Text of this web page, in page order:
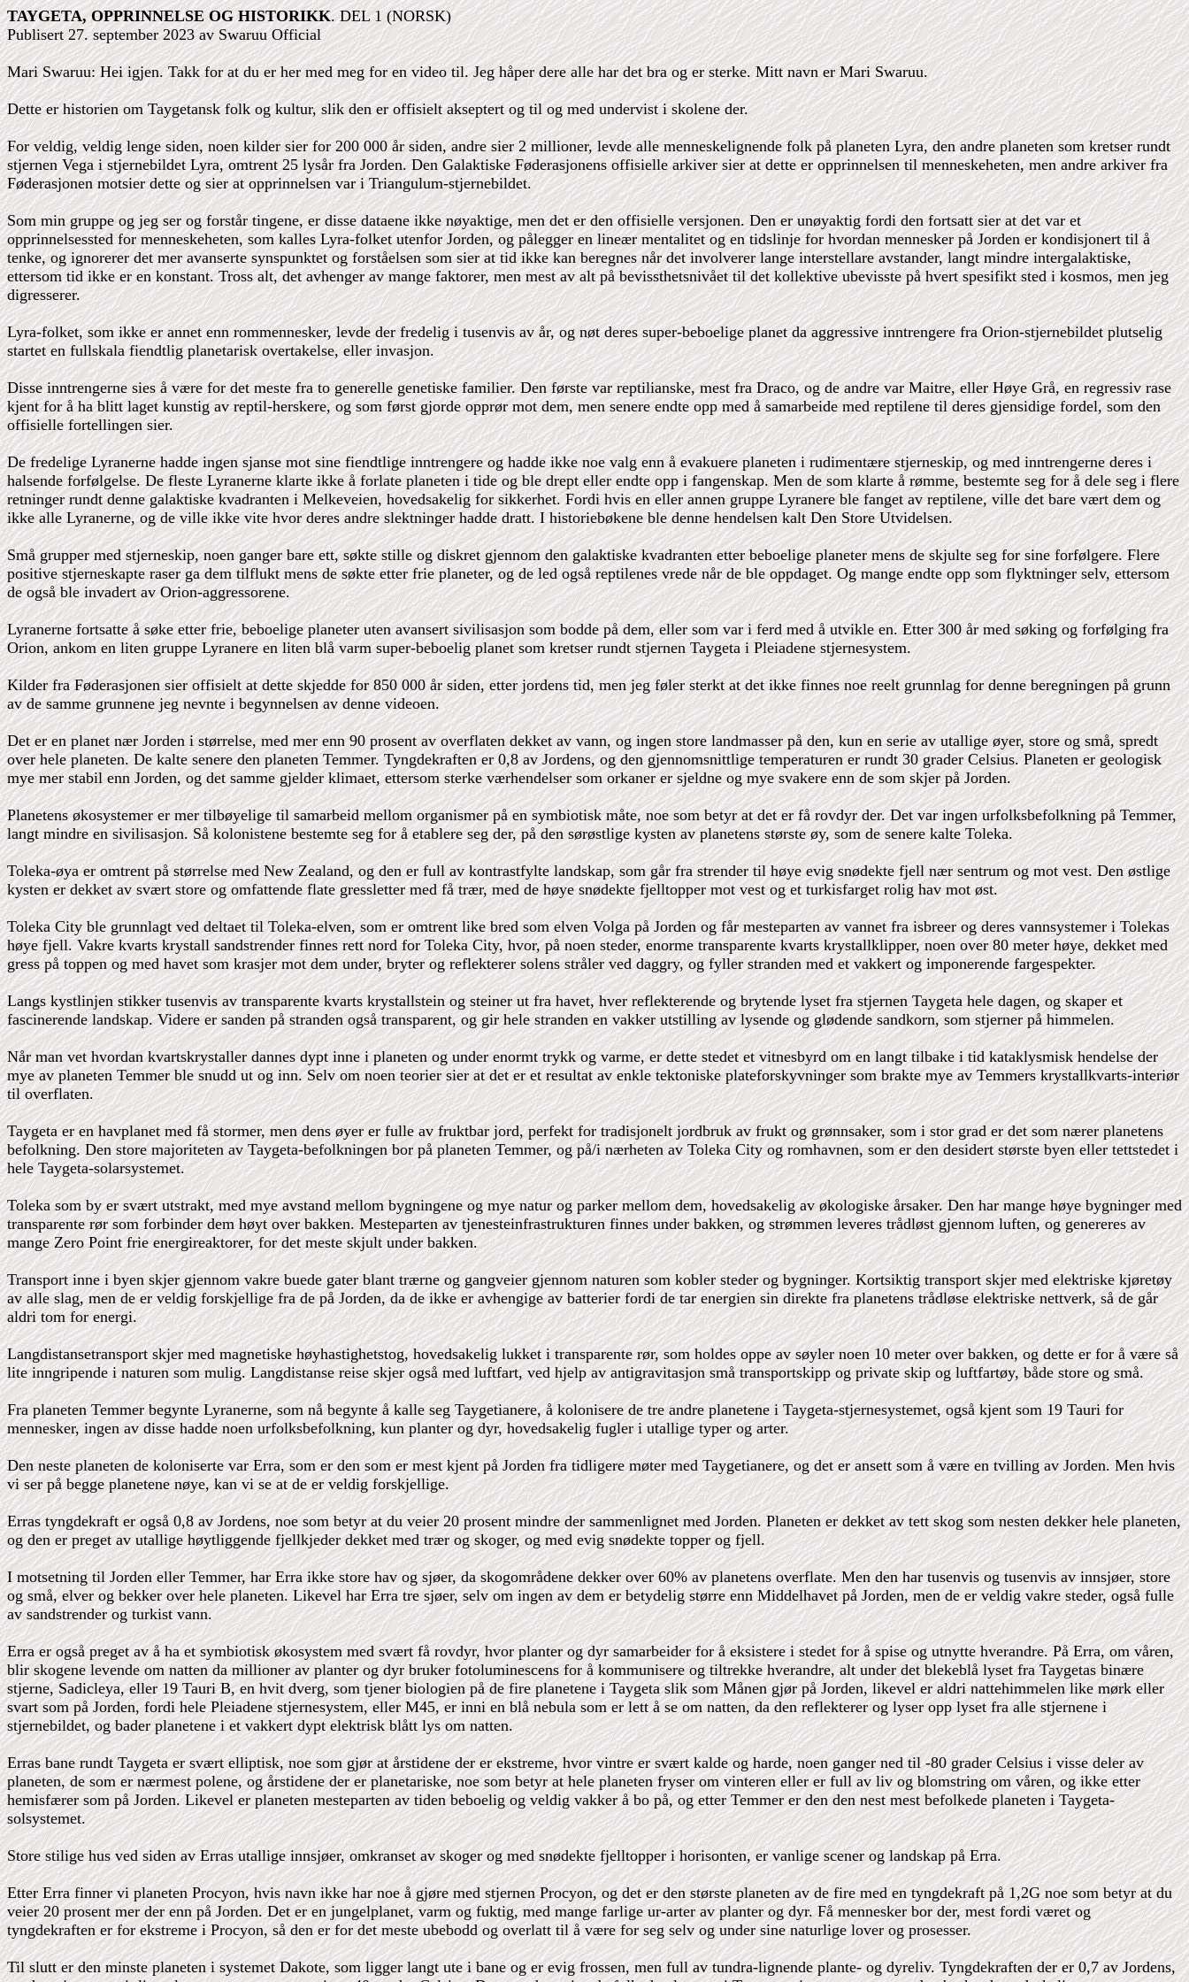
TAYGETA, OPPRINNELSE OG HISTORIKK. DEL 1 (NORSK)
Publisert 27. september 2023 av Swaruu Official
Mari Swaruu: Hei igjen. Takk for at du er her med meg for en video til. Jeg håper dere alle har det bra og er sterke. Mitt navn er Mari Swaruu.
Dette er historien om Taygetansk folk og kultur, slik den er offisielt akseptert og til og med undervist i skolene der.
For veldig, veldig lenge siden, noen kilder sier for 200 000 år siden, andre sier 2 millioner, levde alle menneskelignende folk på planeten Lyra, den andre planeten som kretser rundt
stjernen Vega i stjernebildet Lyra, omtrent 25 lysår fra Jorden. Den Galaktiske Føderasjonens offisielle arkiver sier at dette er opprinnelsen til menneskeheten, men andre arkiver fra
Føderasjonen motsier dette og sier at opprinnelsen var i Triangulum-stjernebildet.
Som min gruppe og jeg ser og forstår tingene, er disse dataene ikke nøyaktige, men det er den offisielle versjonen. Den er unøyaktig fordi den fortsatt sier at det var et
opprinnelsessted for menneskeheten, som kalles Lyra-folket utenfor Jorden, og pålegger en lineær mentalitet og en tidslinje for hvordan mennesker på Jorden er kondisjonert til å
tenke, og ignorerer det mer avanserte synspunktet og forståelsen som sier at tid ikke kan beregnes når det involverer lange interstellare avstander, langt mindre intergalaktiske,
ettersom tid ikke er en konstant. Tross alt, det avhenger av mange faktorer, men mest av alt på bevissthetsnivået til det kollektive ubevisste på hvert spesifikt sted i kosmos, men jeg
digresserer.
Lyra-folket, som ikke er annet enn rommennesker, levde der fredelig i tusenvis av år, og nøt deres super-beboelige planet da aggressive inntrengere fra Orion-stjernebildet plutselig
startet en fullskala fiendtlig planetarisk overtakelse, eller invasjon.
Disse inntrengerne sies å være for det meste fra to generelle genetiske familier. Den første var reptilianske, mest fra Draco, og de andre var Maitre, eller Høye Grå, en regressiv rase
kjent for å ha blitt laget kunstig av reptil-herskere, og som først gjorde opprør mot dem, men senere endte opp med å samarbeide med reptilene til deres gjensidige fordel, som den
offisielle fortellingen sier.
De fredelige Lyranerne hadde ingen sjanse mot sine fiendtlige inntrengere og hadde ikke noe valg enn å evakuere planeten i rudimentære stjerneskip, og med inntrengerne deres i
halsende forfølgelse. De fleste Lyranerne klarte ikke å forlate planeten i tide og ble drept eller endte opp i fangenskap. Men de som klarte å rømme, bestemte seg for å dele seg i flere
retninger rundt denne galaktiske kvadranten i Melkeveien, hovedsakelig for sikkerhet. Fordi hvis en eller annen gruppe Lyranere ble fanget av reptilene, ville det bare vært dem og
ikke alle Lyranerne, og de ville ikke vite hvor deres andre slektninger hadde dratt. I historiebøkene ble denne hendelsen kalt Den Store Utvidelsen.
Små grupper med stjerneskip, noen ganger bare ett, søkte stille og diskret gjennom den galaktiske kvadranten etter beboelige planeter mens de skjulte seg for sine forfølgere. Flere
positive stjerneskapte raser ga dem tilflukt mens de søkte etter frie planeter, og de led også reptilenes vrede når de ble oppdaget. Og mange endte opp som flyktninger selv, ettersom
de også ble invadert av Orion-aggressorene.
Lyranerne fortsatte å søke etter frie, beboelige planeter uten avansert sivilisasjon som bodde på dem, eller som var i ferd med å utvikle en. Etter 300 år med søking og forfølging fra
Orion, ankom en liten gruppe Lyranere en liten blå varm super-beboelig planet som kretser rundt stjernen Taygeta i Pleiadene stjernesystem.
Kilder fra Føderasjonen sier offisielt at dette skjedde for 850 000 år siden, etter jordens tid, men jeg føler sterkt at det ikke finnes noe reelt grunnlag for denne beregningen på grunn
av de samme grunnene jeg nevnte i begynnelsen av denne videoen.
Det er en planet nær Jorden i størrelse, med mer enn 90 prosent av overflaten dekket av vann, og ingen store landmasser på den, kun en serie av utallige øyer, store og små, spredt
over hele planeten. De kalte senere den planeten Temmer. Tyngdekraften er 0,8 av Jordens, og den gjennomsnittlige temperaturen er rundt 30 grader Celsius. Planeten er geologisk
mye mer stabil enn Jorden, og det samme gjelder klimaet, ettersom sterke værhendelser som orkaner er sjeldne og mye svakere enn de som skjer på Jorden.
Planetens økosystemer er mer tilbøyelige til samarbeid mellom organismer på en symbiotisk måte, noe som betyr at det er få rovdyr der. Det var ingen urfolksbefolkning på Temmer,
langt mindre en sivilisasjon. Så kolonistene bestemte seg for å etablere seg der, på den sørøstlige kysten av planetens største øy, som de senere kalte Toleka.
Toleka-øya er omtrent på størrelse med New Zealand, og den er full av kontrastfylte landskap, som går fra strender til høye evig snødekte fjell nær sentrum og mot vest. Den østlige
kysten er dekket av svært store og omfattende flate gressletter med få trær, med de høye snødekte fjelltopper mot vest og et turkisfarget rolig hav mot øst.
Toleka City ble grunnlagt ved deltaet til Toleka-elven, som er omtrent like bred som elven Volga på Jorden og får mesteparten av vannet fra isbreer og deres vannsystemer i Tolekas
høye fjell. Vakre kvarts krystall sandstrender finnes rett nord for Toleka City, hvor, på noen steder, enorme transparente kvarts krystallklipper, noen over 80 meter høye, dekket med
gress på toppen og med havet som krasjer mot dem under, bryter og reflekterer solens stråler ved daggry, og fyller stranden med et vakkert og imponerende fargespekter.
Langs kystlinjen stikker tusenvis av transparente kvarts krystallstein og steiner ut fra havet, hver reflekterende og brytende lyset fra stjernen Taygeta hele dagen, og skaper et
fascinerende landskap. Videre er sanden på stranden også transparent, og gir hele stranden en vakker utstilling av lysende og glødende sandkorn, som stjerner på himmelen.
Når man vet hvordan kvartskrystaller dannes dypt inne i planeten og under enormt trykk og varme, er dette stedet et vitnesbyrd om en langt tilbake i tid kataklysmisk hendelse der
mye av planeten Temmer ble snudd ut og inn. Selv om noen teorier sier at det er et resultat av enkle tektoniske plateforskyvninger som brakte mye av Temmers krystallkvarts-interiør
til overflaten.
Taygeta er en havplanet med få stormer, men dens øyer er fulle av fruktbar jord, perfekt for tradisjonelt jordbruk av frukt og grønnsaker, som i stor grad er det som nærer planetens
befolkning. Den store majoriteten av Taygeta-befolkningen bor på planeten Temmer, og på/i nærheten av Toleka City og romhavnen, som er den desidert største byen eller tettstedet i
hele Taygeta-solarsystemet.
Toleka som by er svært utstrakt, med mye avstand mellom bygningene og mye natur og parker mellom dem, hovedsakelig av økologiske årsaker. Den har mange høye bygninger med
transparente rør som forbinder dem høyt over bakken. Mesteparten av tjenesteinfrastrukturen finnes under bakken, og strømmen leveres trådløst gjennom luften, og genereres av
mange Zero Point frie energireaktorer, for det meste skjult under bakken.
Transport inne i byen skjer gjennom vakre buede gater blant trærne og gangveier gjennom naturen som kobler steder og bygninger. Kortsiktig transport skjer med elektriske kjøretøy
av alle slag, men de er veldig forskjellige fra de på Jorden, da de ikke er avhengige av batterier fordi de tar energien sin direkte fra planetens trådløse elektriske nettverk, så de går
aldri tom for energi.
Langdistansetransport skjer med magnetiske høyhastighetstog, hovedsakelig lukket i transparente rør, som holdes oppe av søyler noen 10 meter over bakken, og dette er for å være så
lite inngripende i naturen som mulig. Langdistanse reise skjer også med luftfart, ved hjelp av antigravitasjon små transportskipp og private skip og luftfartøy, både store og små.
Fra planeten Temmer begynte Lyranerne, som nå begynte å kalle seg Taygetianere, å kolonisere de tre andre planetene i Taygeta-stjernesystemet, også kjent som 19 Tauri for
mennesker, ingen av disse hadde noen urfolksbefolkning, kun planter og dyr, hovedsakelig fugler i utallige typer og arter.
Den neste planeten de koloniserte var Erra, som er den som er mest kjent på Jorden fra tidligere møter med Taygetianere, og det er ansett som å være en tvilling av Jorden. Men hvis
vi ser på begge planetene nøye, kan vi se at de er veldig forskjellige.
Erras tyngdekraft er også 0,8 av Jordens, noe som betyr at du veier 20 prosent mindre der sammenlignet med Jorden. Planeten er dekket av tett skog som nesten dekker hele planeten,
og den er preget av utallige høytliggende fjellkjeder dekket med trær og skoger, og med evig snødekte topper og fjell.
I motsetning til Jorden eller Temmer, har Erra ikke store hav og sjøer, da skogområdene dekker over 60% av planetens overflate. Men den har tusenvis og tusenvis av innsjøer, store
og små, elver og bekker over hele planeten. Likevel har Erra tre sjøer, selv om ingen av dem er betydelig større enn Middelhavet på Jorden, men de er veldig vakre steder, også fulle
av sandstrender og turkist vann.
Erra er også preget av å ha et symbiotisk økosystem med svært få rovdyr, hvor planter og dyr samarbeider for å eksistere i stedet for å spise og utnytte hverandre. På Erra, om våren,
blir skogene levende om natten da millioner av planter og dyr bruker fotoluminescens for å kommunisere og tiltrekke hverandre, alt under det blekeblå lyset fra Taygetas binære
stjerne, Sadicleya, eller 19 Tauri B, en hvit dverg, som tjener biologien på de fire planetene i Taygeta slik som Månen gjør på Jorden, likevel er aldri nattehimmelen like mørk eller
svart som på Jorden, fordi hele Pleiadene stjernesystem, eller M45, er inni en blå nebula som er lett å se om natten, da den reflekterer og lyser opp lyset fra alle stjernene i
stjernebildet, og bader planetene i et vakkert dypt elektrisk blått lys om natten.
Erras bane rundt Taygeta er svært elliptisk, noe som gjør at årstidene der er ekstreme, hvor vintre er svært kalde og harde, noen ganger ned til -80 grader Celsius i visse deler av
planeten, de som er nærmest polene, og årstidene der er planetariske, noe som betyr at hele planeten fryser om vinteren eller er full av liv og blomstring om våren, og ikke etter
hemisfærer som på Jorden. Likevel er planeten mesteparten av tiden beboelig og veldig vakker å bo på, og etter Temmer er den den nest mest befolkede planeten i Taygeta-
solsystemet.
Store stilige hus ved siden av Erras utallige innsjøer, omkranset av skoger og med snødekte fjelltopper i horisonten, er vanlige scener og landskap på Erra.
Etter Erra finner vi planeten Procyon, hvis navn ikke har noe å gjøre med stjernen Procyon, og det er den største planeten av de fire med en tyngdekraft på 1,2G noe som betyr at du
veier 20 prosent mer der enn på Jorden. Det er en jungelplanet, varm og fuktig, med mange farlige ur-arter av planter og dyr. Få mennesker bor der, mest fordi været og
tyngdekraften er for ekstreme i Procyon, så den er for det meste ubebodd og overlatt til å være for seg selv og under sine naturlige lover og prosesser.
Til slutt er den minste planeten i systemet Dakote, som ligger langt ute i bane og er evig frossen, men full av tundra-lignende plante- og dyreliv. Tyngdekraften der er 0,7 av Jordens,